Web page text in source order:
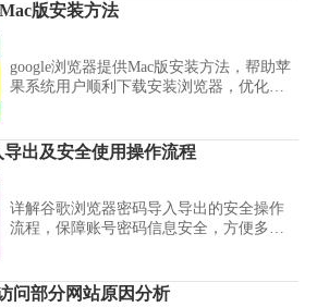
版安装方法
google浏览器提供Mac版安装方法，帮助苹
果系统用户顺利下载安装浏览器，优化使
出及安全使用操作流程
详解谷歌浏览器密码导入导出的安全操作
流程，保障账号密码信息安全，方便多设
问部分网站原因分析